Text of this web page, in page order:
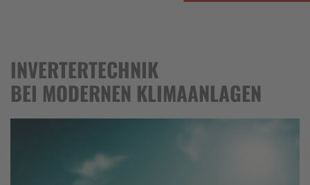
INVERTERTECHNIK
BEI MODERNEN KLIMAANLAGEN